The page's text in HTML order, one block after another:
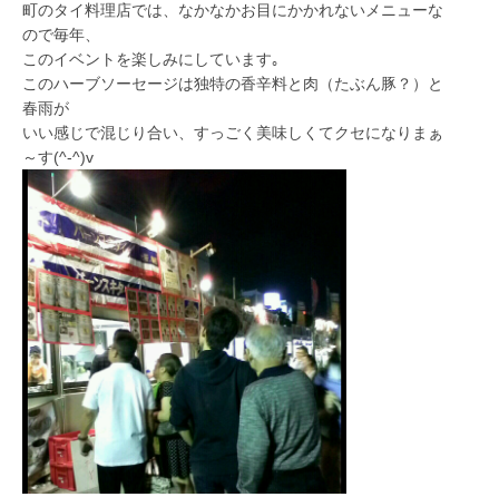
町のタイ料理店では、なかなかお目にかかれないメニューな
ので毎年、
このイベントを楽しみにしています｡
このハーブソーセージは独特の香辛料と肉（たぶん豚？）と
春雨が
いい感じで混じり合い、すっごく美味しくてクセになりまぁ
～す(^-^)v